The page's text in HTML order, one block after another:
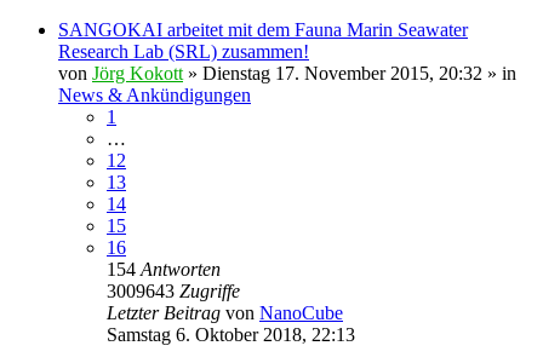
SANGOKAI arbeitet mit dem Fauna Marin Seawater
Research Lab (SRL) zusammen!
von Jörg Kokott » Dienstag 17. November 2015, 20:32 » in
News & Ankündigungen
1
…
12
13
14
15
16
154 Antworten
3009643 Zugriffe
Letzter Beitrag von NanoCube
Samstag 6. Oktober 2018, 22:13